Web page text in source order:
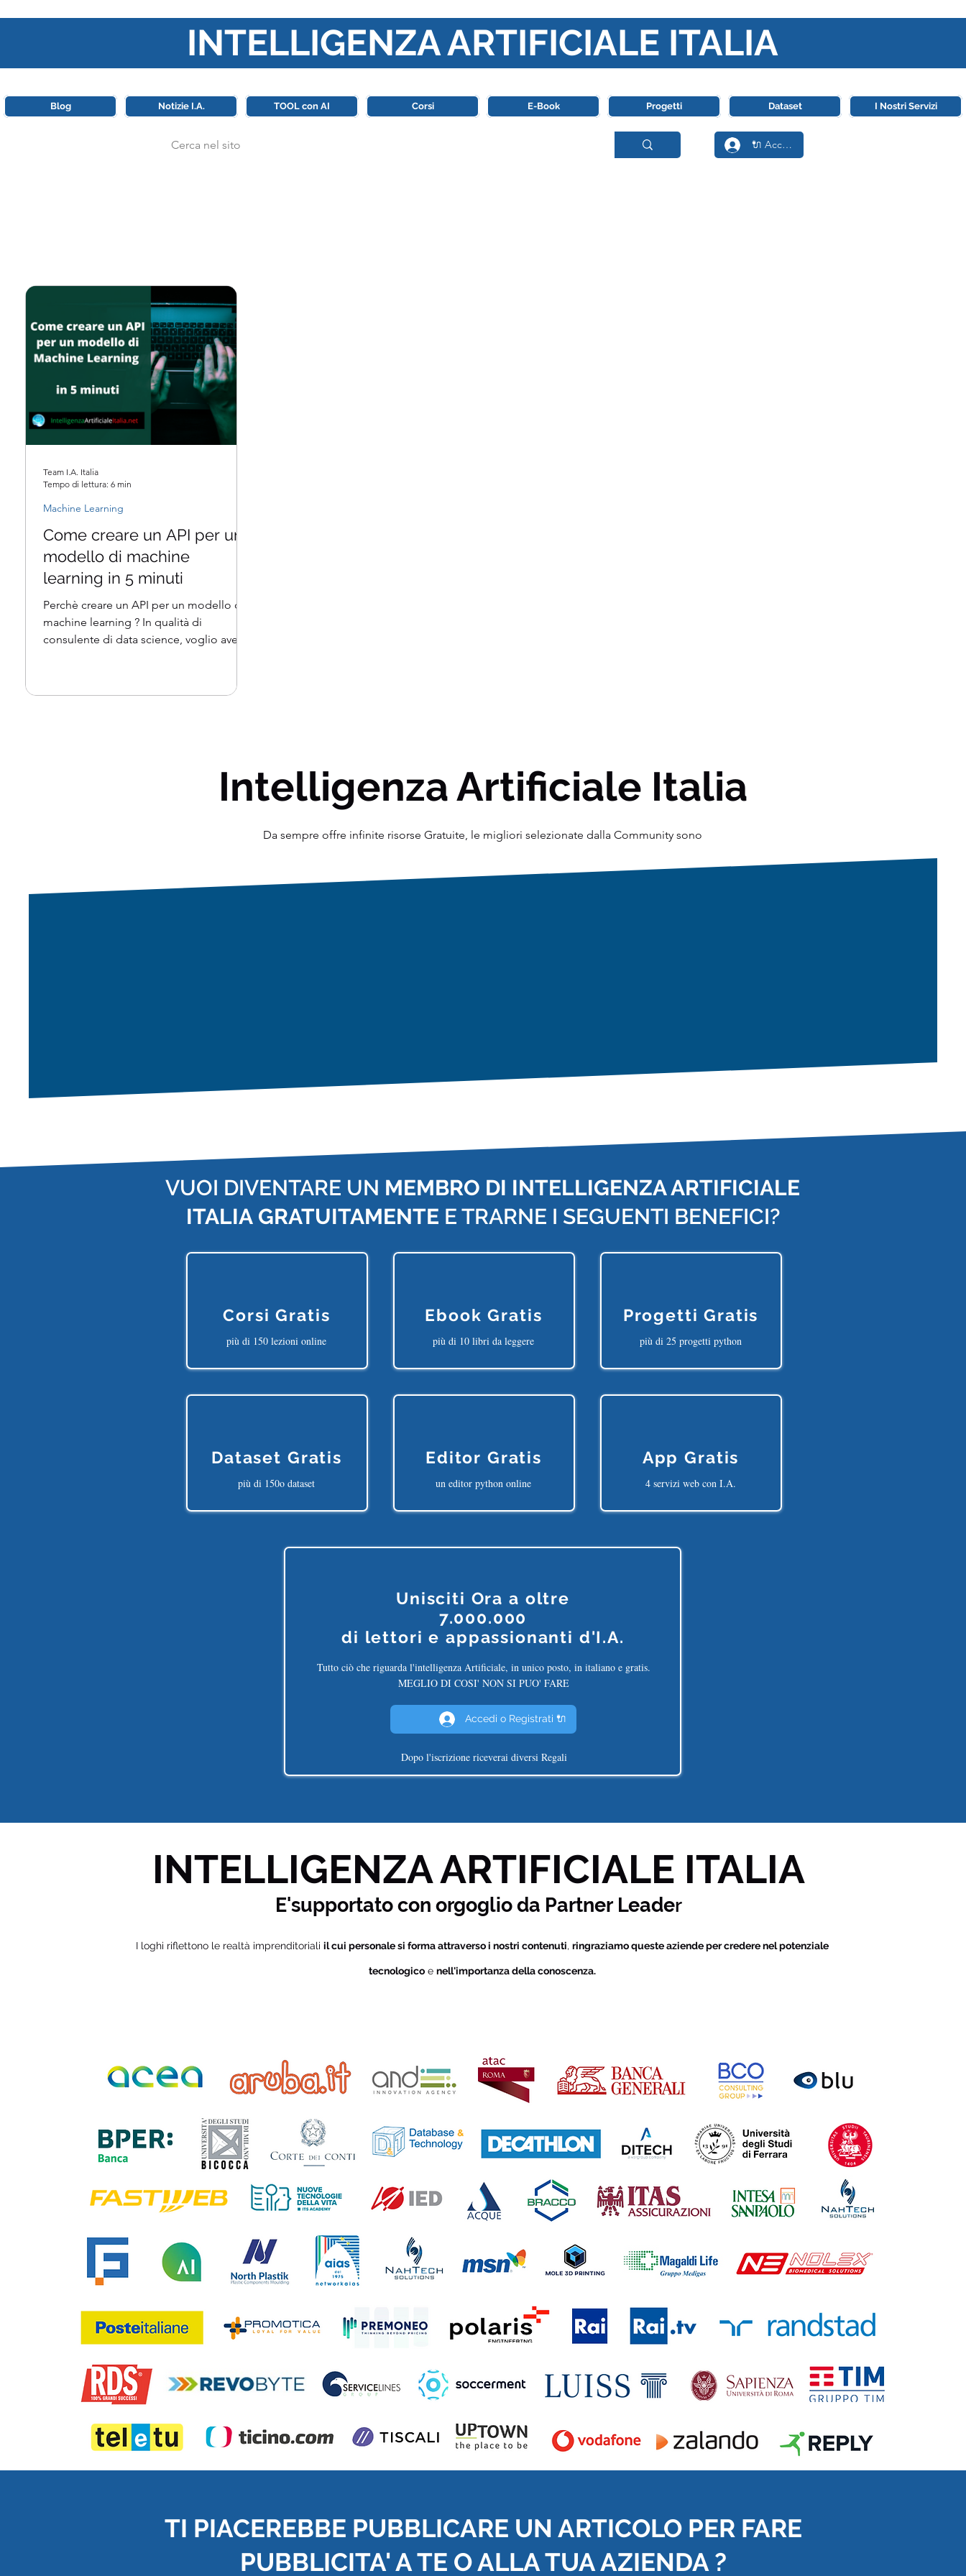
INTELLIGENZA ARTIFICIALE ITALIA
Blog Notizie I.A. TOOL con AI Corsi E-Book Progetti Dataset I Nostri Servizi
🔌 Accedi
Come creare un API per un
modello di machine
learning in 5 minuti
Perchè creare un API per un modello di
machine learning ? In qualità di
consulente di data science, voglio avere
Machine Learning
Team I.A. Italia
Tempo di lettura: 6 min
Intelligenza Artificiale Italia
Da sempre offre infinite risorse Gratuite, le migliori selezionate dalla Community sono
VUOI DIVENTARE UN MEMBRO DI INTELLIGENZA ARTIFICIALE
ITALIA GRATUITAMENTE E TRARNE I SEGUENTI BENEFICI?
Corsi Gratis
più di 150 lezioni online
Dataset Gratis
più di 150o dataset
Ebook Gratis
più di 10 libri da leggere
Editor Gratis
un editor python online
Progetti Gratis
più di 25 progetti python
App Gratis
4 servizi web con I.A.
Unisciti Ora a oltre
7.000.000
di lettori e appassionanti d'I.A.
Tutto ciò che riguarda l'intelligenza Artificiale, in unico posto, in italiano e gratis.
MEGLIO DI COSI' NON SI PUO' FARE
Accedi o Registrati 🔌
Dopo l'iscrizione riceverai diversi Regali
INTELLIGENZA ARTIFICIALE ITALIA
E'supportato con orgoglio da Partner Leader
I loghi riflettono le realtà imprenditoriali il cui personale si forma attraverso i nostri contenuti, ringraziamo queste aziende per credere nel potenziale
tecnologico e nell'importanza della conoscenza.
TI PIACEREBBE PUBBLICARE UN ARTICOLO PER FARE
PUBBLICITA' A TE O ALLA TUA AZIENDA ?